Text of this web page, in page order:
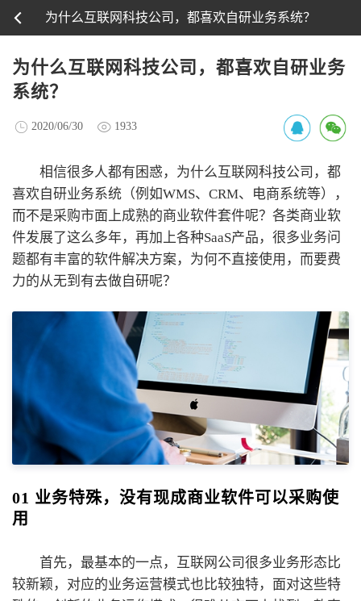
为什么互联网科技公司，都喜欢自研业务系统？
为什么互联网科技公司，都喜欢自研业务
系统？
2020/06/30 1933
相信很多人都有困惑，为什么互联网科技公司，都
喜欢自研业务系统（例如WMS、CRM、电商系统等），
而不是采购市面上成熟的商业软件套件呢？各类商业软
件发展了这么多年，再加上各种SaaS产品，很多业务问
题都有丰富的软件解决方案，为何不直接使用，而要费
力的从无到有去做自研呢？
01 业务特殊，没有现成商业软件可以采购使
用
首先，最基本的一点，互联网公司很多业务形态比
较新颖，对应的业务运营模式也比较独特，面对这些特